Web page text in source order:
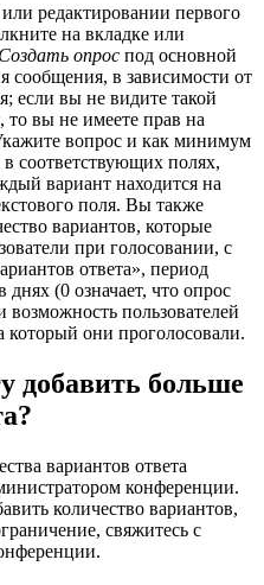
редактировании первого
на вкладке или
Создать опрос под основной
сообщения, в зависимости от
если вы не видите такой
вы не имеете прав на
вопрос и как минимум
в соответствующих полях,
вариант находится на
поля. Вы также
вариантов, которые
при голосовании, с
ответа», период
днях (0 означает, что опрос
возможность пользователей
который они проголосовали.
добавить больше
вариантов ответа
конференции.
количество вариантов,
свяжитесь с